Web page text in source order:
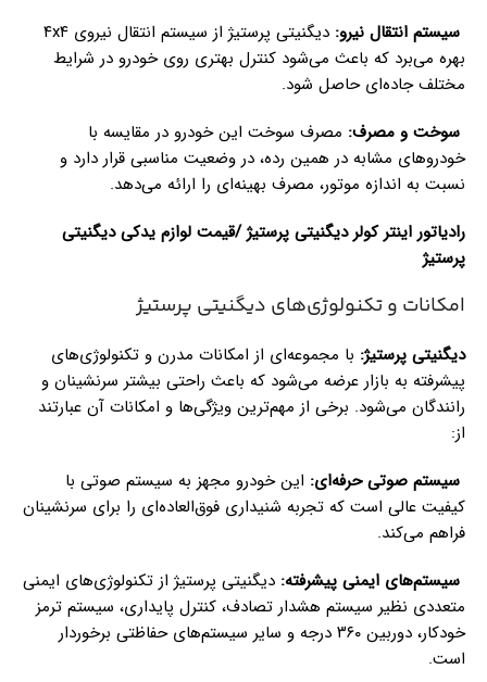
سیستم انتقال نیرو:
دیگنیتی پرستیژ از سیستم انتقال نیروی ۴x۴
بهره می‌برد که باعث می‌شود کنترل بهتری روی خودرو در شرایط
مختلف جاده‌ای حاصل شود.
سوخت و مصرف: مصرف سوخت این خودرو در مقایسه با
خودروهای مشابه در همین رده، در وضعیت مناسبی قرار دارد و
نسبت به اندازه موتور، مصرف بهینه‌ای را ارائه می‌دهد.
رادیاتور اینتر کولر دیگنیتی پرستیژ /قیمت لوازم یدکی دیگنیتی
پرستیژ
امکانات و تکنولوژی‌های دیگنیتی پرستیژ
دیگنیتی پرستیژ: با مجموعه‌ای از امکانات مدرن و تکنولوژی‌های
پیشرفته به بازار عرضه می‌شود که باعث راحتی بیشتر سرنشینان و
رانندگان می‌شود. برخی از مهم‌ترین ویژگی‌ها و امکانات آن عبارتند
از:
سیستم صوتی حرفه‌ای: این خودرو مجهز به سیستم صوتی با
کیفیت عالی است که تجربه شنیداری فوق‌العاده‌ای را برای سرنشینان
فراهم می‌کند.
سیستم‌های ایمنی پیشرفته: دیگنیتی پرستیژ از تکنولوژی‌های ایمنی
متعددی نظیر سیستم هشدار تصادف، کنترل پایداری، سیستم ترمز
خودکار، دوربین ۳۶۰ درجه و سایر سیستم‌های حفاظتی برخوردار
است.